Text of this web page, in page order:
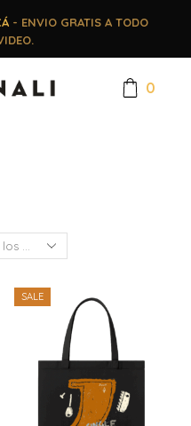
- ENVIO GRATIS A TODO
0
SALE